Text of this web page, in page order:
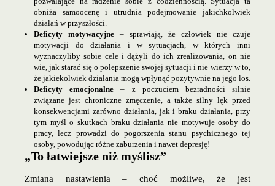
obniża samoocenę i utrudnia podejmowanie jakichkolwiek
działań w przyszłości.
Deficyty motywacyjne – sprawiają, że człowiek nie czuje
motywacji do działania i w sytuacjach, w których inni
wyznaczyliby sobie cele i dążyli do ich zrealizowania, on nie
wie, jak starać się o polepszenie swojej sytuacji i nie wierzy w to,
że jakiekolwiek działania mogą wpłynąć pozytywnie na jego los.
Deficyty emocjonalne – z poczuciem bezradności silnie
związane jest chroniczne zmęczenie, a także silny lęk przed
konsekwencjami zarówno działania, jak i braku działania, przy
tym myśl o skutkach braku działania nie motywuje osoby do
pracy, lecz prowadzi do pogorszenia stanu psychicznego tej
osoby, powodując różne zaburzenia i nawet depresję!
„To łatwiejsze niż myślisz”
Zmiana nastawienia – choć możliwe, że jest